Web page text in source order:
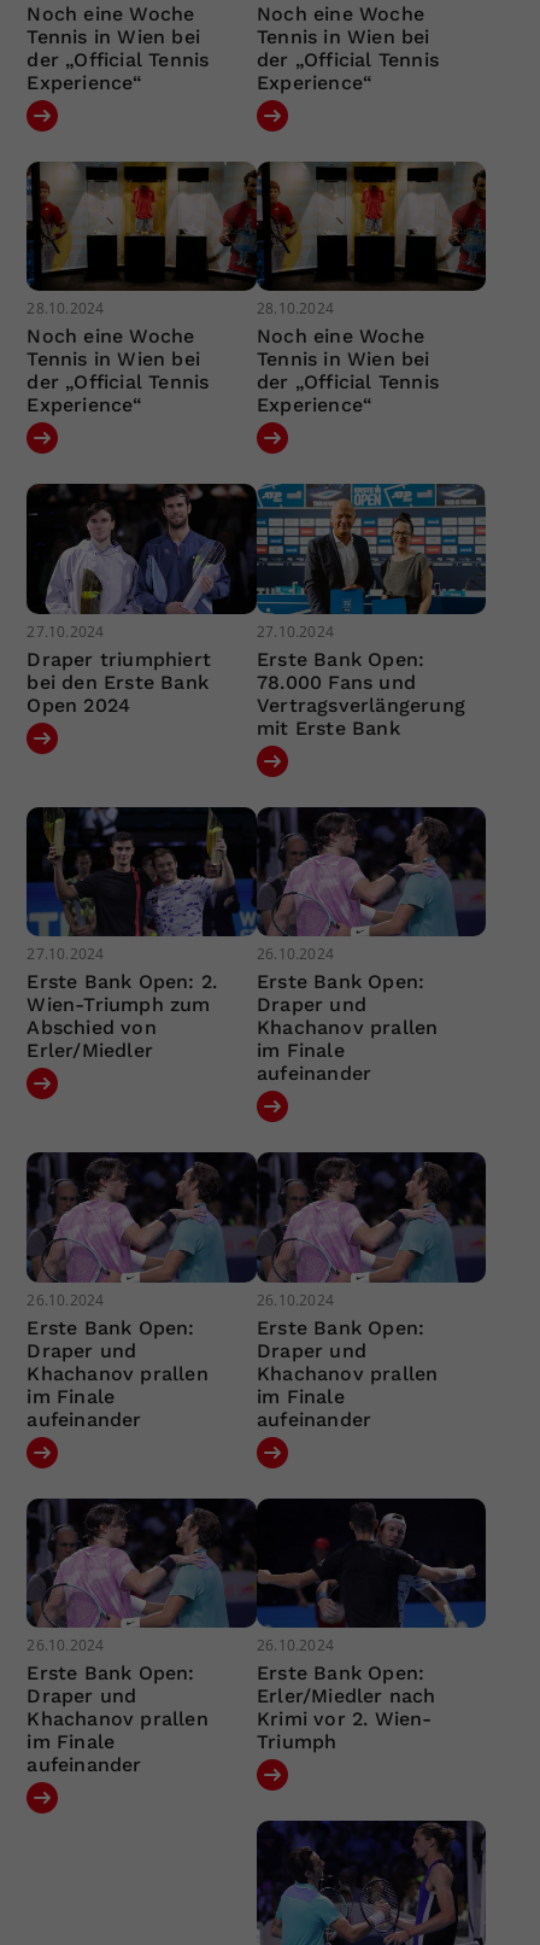
Noch eine Woche
Tennis in Wien bei
der „Official Tennis
Experience“
Noch eine Woche
Tennis in Wien bei
der „Official Tennis
Experience“
28.10.2024
Noch eine Woche
Tennis in Wien bei
der „Official Tennis
Experience“
28.10.2024
Noch eine Woche
Tennis in Wien bei
der „Official Tennis
Experience“
27.10.2024
Draper triumphiert
bei den Erste Bank
Open 2024
27.10.2024
Erste Bank Open:
78.000 Fans und
Vertragsverlängerung
mit Erste Bank
27.10.2024
Erste Bank Open: 2.
Wien-Triumph zum
Abschied von
Erler/Miedler
26.10.2024
Erste Bank Open:
Draper und
Khachanov prallen
im Finale
aufeinander
26.10.2024
Erste Bank Open:
Draper und
Khachanov prallen
im Finale
aufeinander
26.10.2024
Erste Bank Open:
Draper und
Khachanov prallen
im Finale
aufeinander
26.10.2024
Erste Bank Open:
Draper und
Khachanov prallen
im Finale
aufeinander
26.10.2024
Erste Bank Open:
Erler/Miedler nach
Krimi vor 2. Wien-
Triumph